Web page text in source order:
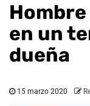
en un
dueña
15 marzo 2020